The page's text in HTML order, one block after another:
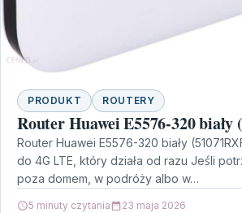
PRODUKT ROUTERY
Router Huawei E5576-320 biały
Router Huawei E5576-320 biały
do 4G LTE, który działa od razu Jeśli
poza domem, w podróży albo w…
5 minuty czytania 23 maja 2026